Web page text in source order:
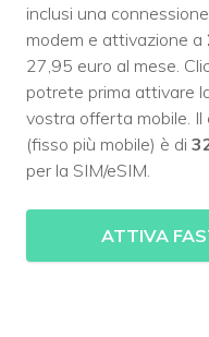
inclusi una
modem e attivazione a
27,95 euro al mese.
potrete prima attivare
vostra offerta mobile. Il
(fisso più mobile) è di
per la SIM/eSIM.
ATTIVA